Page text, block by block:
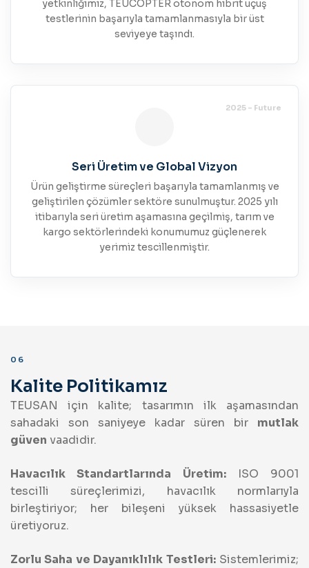
yetkinliğimiz, TEUCOPTER otonom hibrit uçuş
testlerinin başarıyla tamamlanmasıyla bir üst
seviyeye taşındı.
2025 - Future
Seri Üretim ve Global Vizyon
Ürün geliştirme süreçleri başarıyla tamamlanmış ve
geliştirilen çözümler sektöre sunulmuştur. 2025 yılı
itibarıyla seri üretim aşamasına geçilmiş, tarım ve
kargo sektörlerindeki konumumuz güçlenerek
yerimiz tescillenmiştir.
06
Kalite Politikamız
TEUSAN için kalite; tasarımın ilk aşamasından
sahadaki son saniyeye kadar süren bir mutlak
güven vaadidir.
Havacılık Standartlarında Üretim:ISO 9001
tescilli süreçlerimizi, havacılık normlarıyla
birleştiriyor; her bileşeni yüksek hassasiyetle
üretiyoruz.
Zorlu Saha ve Dayanıklılık Testleri:Sistemlerimiz;